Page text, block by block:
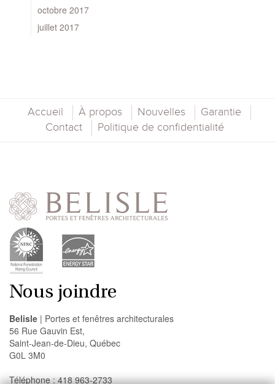
octobre 2017
juillet 2017
Accueil À propos Nouvelles
Garantie
Contact
Politique de confidentialité
Nous joindre
Belisle | Portes et fenêtres architecturales
56 Rue Gauvin Est,
Saint-Jean-de-Dieu, Québec
G0L 3M0
Téléphone : 418 963-2733